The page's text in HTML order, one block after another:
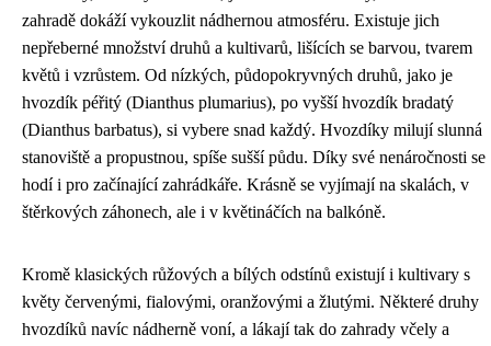
zahradě dokáží vykouzlit nádhernou atmosféru. Existuje jich
nepřeberné množství druhů a kultivarů, lišících se barvou, tvarem
květů i vzrůstem. Od nízkých, půdopokryvných druhů, jako je
hvozdík péřitý (Dianthus plumarius), po vyšší hvozdík bradatý
(Dianthus barbatus), si vybere snad každý. Hvozdíky milují slunná
stanoviště a propustnou, spíše sušší půdu. Díky své nenáročnosti se
hodí i pro začínající zahrádkáře. Krásně se vyjímají na skalách, v
štěrkových záhonech, ale i v květináčích na balkóně.
Kromě klasických růžových a bílých odstínů existují i kultivary s
květy červenými, fialovými, oranžovými a žlutými. Některé druhy
hvozdíků navíc nádherně voní, a lákají tak do zahrady včely a